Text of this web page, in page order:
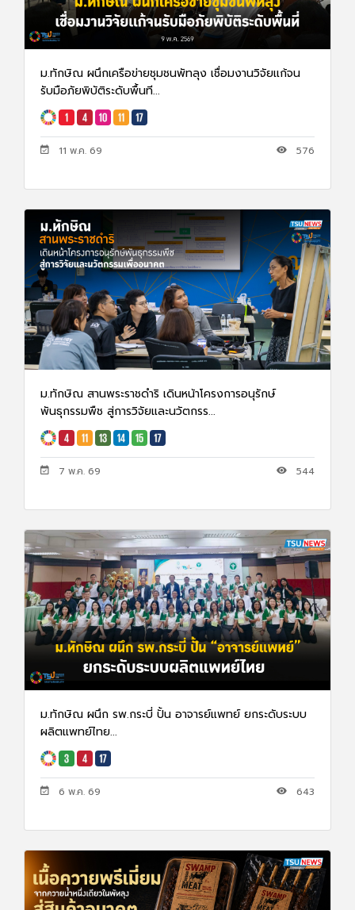
ม.ทักษิณ ผนึกเครือข่ายชุมชนพัทลุง เชื่อมงานวิจัยเเก้จน
รับมือภัยพิบัติระดับพื้นที...
11 พ.ค. 69 576
ม.ทักษิณ สานพระราชดำริ เดินหน้าโครงการอนุรักษ์
พันธุกรรมพืช สู่การวิจัยและนวัตกรร...
7 พ.ค. 69 544
ม.ทักษิณ ผนึก รพ.กระบี่ ปั้น อาจารย์แพทย์ ยกระดับระบบ
ผลิตแพทย์ไทย...
6 พ.ค. 69 643